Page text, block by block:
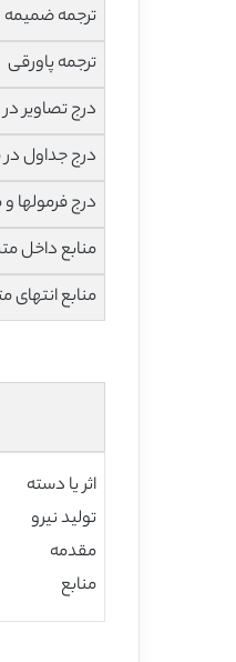
ترجمه ضمیمه
ترجمه پاورقی
درج تصاویر
درج جداول در
درج فرمولها
منابع داخل
منابع انتهای
اثر یا دسته
تولید نیرو
مقدمه
منابع